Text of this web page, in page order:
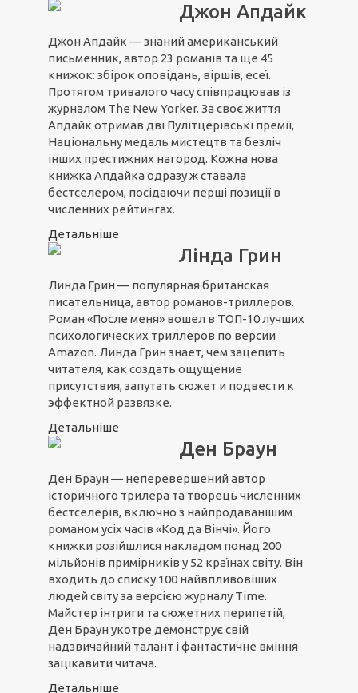
Джон Апдайк
Джон Апдайк — знаний американський
письменник, автор 23 романів та ще 45
книжок: збірок оповідань, віршів, есеї.
Протягом тривалого часу співпрацював із
журналом The New Yorker. За своє життя
Апдайк отримав дві Пулітцерівські премії,
Національну медаль мистецтв та безліч
інших престижних нагород. Кожна нова
книжка Апдайка одразу ж ставала
бестселером, посідаючи перші позиції в
численних рейтингах.
Детальніше
Лінда Грин
Линда Грин — популярная британская
писательница, автор романов-триллеров.
Роман «После меня» вошел в ТОП-10 лучших
психологических триллеров по версии
Amazon. Линда Грин знает, чем зацепить
читателя, как создать ощущение
присутствия, запутать сюжет и подвести к
эффектной развязке.
Детальніше
Ден Браун
Ден Браун — неперевершений автор
історичного трилера та творець численних
бестселерів, включно з найпродаванішим
романом усіх часів «Код да Вінчі». Його
книжки розійшлися накладом понад 200
мільйонів примірників у 52 країнах світу. Він
входить до списку 100 найвпливовіших
людей світу за версією журналу Time.
Майстер інтриги та сюжетних перипетій,
Ден Браун укотре демонструє свій
надзвичайний талант і фантастичне вміння
зацікавити читача.
Детальніше